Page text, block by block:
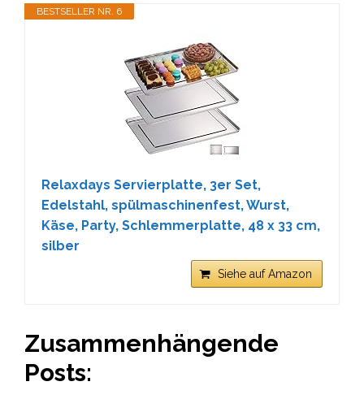
BESTSELLER NR. 6
Relaxdays Servierplatte, 3er Set,
Edelstahl, spülmaschinenfest, Wurst,
Käse, Party, Schlemmerplatte, 48 x 33 cm,
silber
Siehe auf Amazon
Zusammenhängende
Posts: